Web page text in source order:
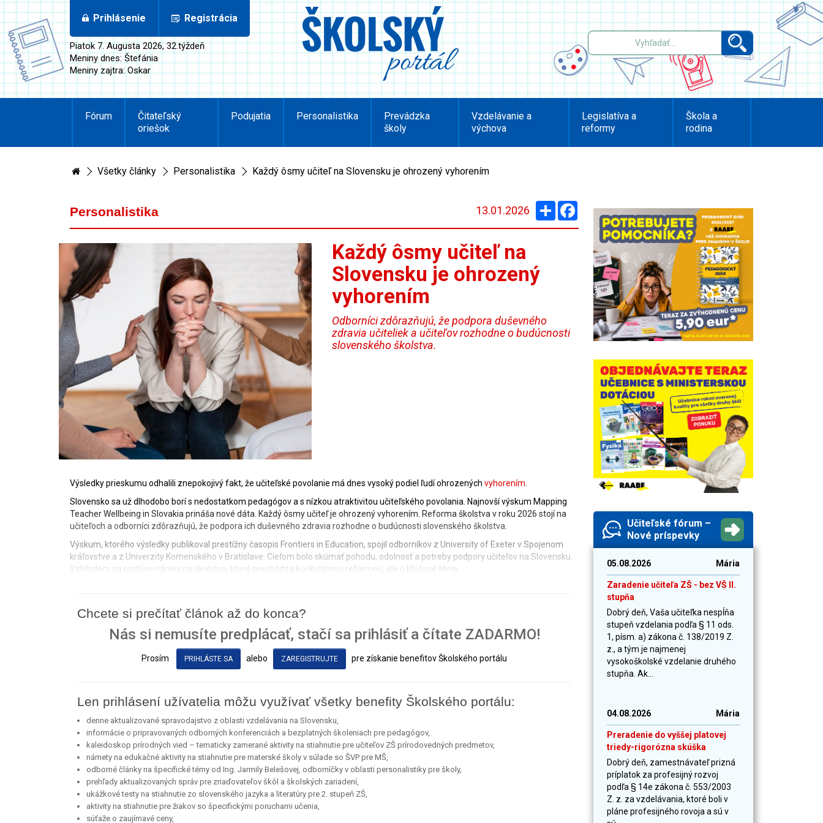
Prihlásenie Registrácia
Piatok 7. Augusta 2026, 32.týždeň
Meniny dnes: Štefánia
Meniny zajtra: Oskar
Fórum
Čitateľský
oriešok
Podujatia Personalistika
Prevádzka
školy
Vzdelávanie a
výchova
Legislatíva a
reformy
Škola a
rodina
Všetky články Personalistika Každý ôsmy učiteľ na Slovensku je ohrozený vyhorením
Personalistika 13.01.2026 Zdieľaj
Každý ôsmy učiteľ na
Slovensku je ohrozený
vyhorením
Odborníci zdôrazňujú, že podpora duševného
zdravia učiteliek a učiteľov rozhodne o budúcnosti
slovenského školstva.
Výsledky prieskumu odhalili znepokojivý fakt, že učiteľské povolanie má dnes vysoký podiel ľudí ohrozených vyhorením
Slovensko sa už dlhodobo borí s nedostatkom pedagógov a s nízkou atraktivitou učiteľského povolania. Najnovší výskum Mapping
Teacher Wellbeing in Slovakia prináša nové dáta. Každý ôsmy učiteľ je ohrozený vyhorením. Reforma školstva v roku 2026 stojí na
učiteľoch a odborníci zdôrazňujú, že podpora ich duševného zdravia rozhodne o budúcnosti slovenského školstva.
Výskum, ktorého výsledky publikoval prestížny časopis Frontiers in Education, spojil odborníkov z University of Exeter v Spojenom
kráľovstve a z Univerzity Komenského v Bratislave. Cieľom bolo skúmať pohodu, odolnosť a potreby podpory učiteľov na Slovensku.
Vzhľadom na rastúce nároky na školstvo, ktoré prechádza kurikulárnou reformou, ide o kľúčové témy.
Chcete si prečítať článok až do konca?
Nás si nemusíte predplácať, stačí sa prihlásiť a čítate ZADARMO!
Prosím PRIHLÁSTE SA alebo ZAREGISTRUJTE pre získanie benefitov Školského portálu
Len prihlásení užívatelia môžu využívať všetky benefity Školského portálu:
denne aktualizované spravodajstvo z oblasti vzdelávania na Slovensku,
informácie o pripravovaných odborných konferenciách a bezplatných školeniach pre pedagógov,
kaleidoskop prírodných vied – tematicky zamerané aktivity na stiahnutie pre učiteľov ZŠ prírodovedných predmetov,
námety na edukačné aktivity na stiahnutie pre materské školy v súlade so ŠVP pre MŠ,
odborné články na špecifické témy od Ing. Jarmily Belešovej, odborníčky v oblasti personalistiky pre školy,
prehľady aktualizovaných správ pre zriaďovateľov škôl a školských zariadení,
ukážkové testy na stiahnutie zo slovenského jazyka a literatúry pre 2. stupeň ZŠ,
aktivity na stiahnutie pre žiakov so špecifickými poruchami učenia,
súťaže o zaujímavé ceny,
Učiteľské fórum –
Nové príspevky
05.08.2026 Mária
Zaradenie učiteľa ZŠ - bez VŠ II.
stupňa
Dobrý deň, Vaša učiteľka nespĺňa
stupeň vzdelania podľa § 11 ods.
1, písm. a) zákona č. 138/2019 Z.
z., a tým je najmenej
vysokoškolské vzdelanie druhého
stupňa. Ak...
04.08.2026 Mária
Preradenie do vyššej platovej
triedy-rigorózna skúška
Dobrý deň, zamestnávateľ prizná
príplatok za profesijný rozvoj
podľa § 14e zákona č. 553/2003
Z. z. za vzdelávania, ktoré boli v
pláne profesijného rovoja a sú v